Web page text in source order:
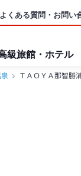
よくある質問・お問い
級旅館・ホテル
ＴＡＯＹＡ那智勝